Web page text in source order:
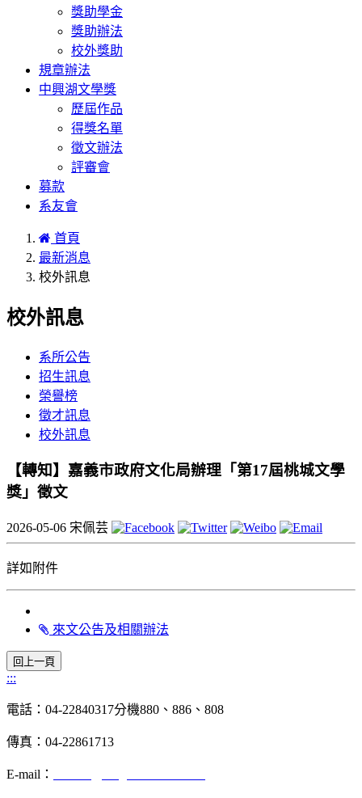
獎助學金
獎助辦法
校外獎助
規章辦法
中興湖文學獎
歷屆作品
得獎名單
徵文辦法
評審會
募款
系友會
首頁
最新消息
校外訊息
校外訊息
系所公告
招生訊息
榮譽榜
徵才訊息
校外訊息
【轉知】嘉義市政府文化局辦理「第17屆桃城文學
獎」徵文
2026-05-06 宋佩芸
詳如附件
來文公告及相關辦法
:::
電話：04-22840317分機880、886、808
傳真：04-22861713
E-mail：